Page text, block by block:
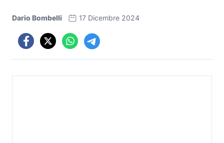
Dario Bombelli 17 Dicembre 2024